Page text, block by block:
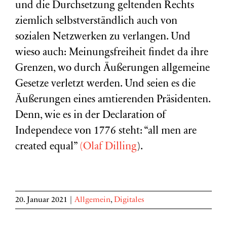
und die Durchsetzung geltenden Rechts
ziemlich selbstverständlich auch von
sozialen Netzwerken zu verlangen. Und
wieso auch: Meinungsfreiheit findet da ihre
Grenzen, wo durch Äußerungen allgemeine
Gesetze verletzt werden. Und seien es die
Äußerungen eines amtierenden Präsidenten.
Denn, wie es in der Declaration of
Independece von 1776 steht: “all men are
created equal” (Olaf Dilling).
20. Januar 2021 Allgemein, Digitales